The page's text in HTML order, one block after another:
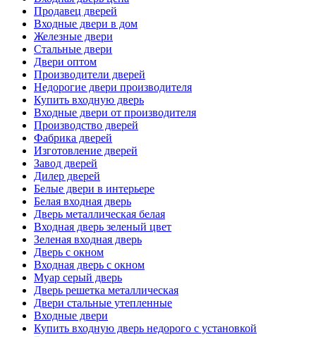
Продавец дверей
Входные двери в дом
Железные двери
Стальные двери
Двери оптом
Производители дверей
Недорогие двери производителя
Купить входную дверь
Входные двери от производителя
Производство дверей
Фабрика дверей
Изготовление дверей
Завод дверей
Дилер дверей
Белые двери в интерьере
Белая входная дверь
Дверь металлическая белая
Входная дверь зеленый цвет
Зеленая входная дверь
Дверь с окном
Входная дверь с окном
Муар серый дверь
Дверь решетка металлическая
Двери стальные утепленные
Входные двери
Купить входную дверь недорого с установкой